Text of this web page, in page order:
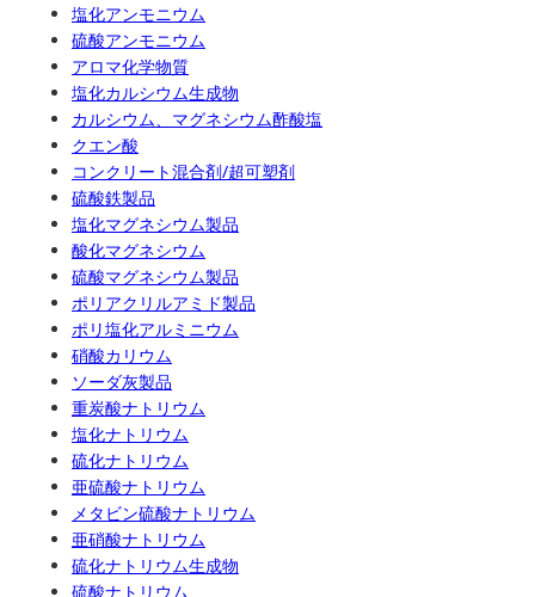
塩化アンモニウム
硫酸アンモニウム
アロマ化学物質
塩化カルシウム生成物
カルシウム、マグネシウム酢酸塩
クエン酸
コンクリート混合剤/超可塑剤
硫酸鉄製品
塩化マグネシウム製品
酸化マグネシウム
硫酸マグネシウム製品
ポリアクリルアミド製品
ポリ塩化アルミニウム
硝酸カリウム
ソーダ灰製品
重炭酸ナトリウム
塩化ナトリウム
硫化ナトリウム
亜硫酸ナトリウム
メタビン硫酸ナトリウム
亜硝酸ナトリウム
硫化ナトリウム生成物
硫酸ナトリウム